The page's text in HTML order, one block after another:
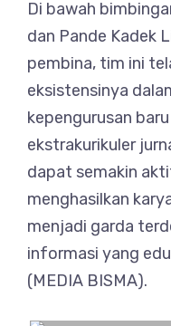
Di bawah
dan Pande Kadek
pembina, tim ini
eksistensinya
kepengurusan
ekstrakurikuler
dapat semakin
menghasilkan
menjadi garda
informasi yang
(MEDIA BISMA).